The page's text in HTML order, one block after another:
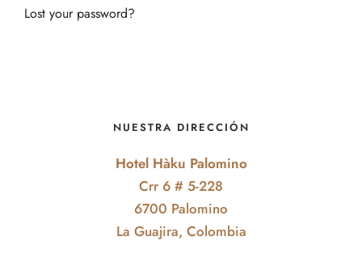
Lost your password?
NUESTRA DIRECCIÓN
Hotel Hàku Palomino
Crr 6 # 5-228
6700 Palomino
La Guajira, Colombia